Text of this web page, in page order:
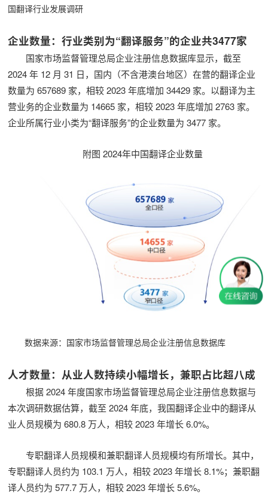
国翻译行业发展调研
企业数量：行业类别为“翻译服务”的企业共3477家
国家市场监督管理总局企业注册信息数据库显示，截至
2024 年 12 月 31 日，国内（不含港澳台地区）在营的翻译企业
数量为 657689 家，相较 2023 年底增加 34429 家。以翻译为主
营业务的企业数量为 14665 家，相较 2023 年底增加 2763 家。
企业所属行业小类为“翻译服务”的企业数量为 3477 家。
附图 2024年中国翻译企业数量
数据来源：国家市场监督管理总局企业注册信息数据库
人才数量：从业人数持续小幅增长，兼职占比超八成
根据 2024 年度国家市场监督管理总局企业注册信息数据与
本次调研数据估算，截至 2024 年底，我国翻译企业中的翻译从
业人员规模为 680.8 万人，相较 2023 年增长 6.0%。
专职翻译人员规模和兼职翻译人员规模均有所增长。其中，
专职翻译人员约为 103.1 万人，相较 2023 年增长 8.1%；兼职翻
译人员约为 577.7 万人，相较 2023 年增长 5.6%。